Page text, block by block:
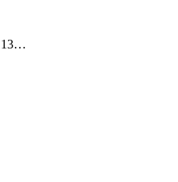
13…